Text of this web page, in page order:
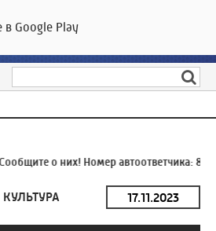
ГТРК «Ивтелерадио»
о них! Номер автоответчика:8
КУЛЬТУРА
Google Play